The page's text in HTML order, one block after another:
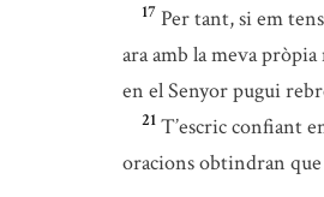
17 Per tant, si em
ara amb la meva pròpia
en el Senyor pugui
21 T’escric confiant
oracions obtindran